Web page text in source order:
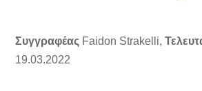
Συγγραφέας Faidon Strakelli,
19.03.2022